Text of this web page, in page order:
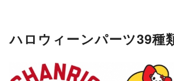
ハロウィーンパーツ39種